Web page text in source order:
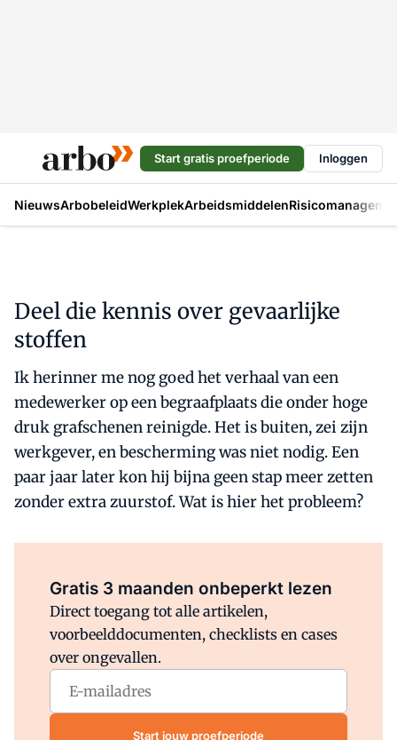
Start gratis proefperiode Inloggen
NieuwsArbobeleidWerkplekArbeidsmiddelen
Deel die kennis over gevaarlijke
stoffen
Ik herinner me nog goed het verhaal van een
medewerker op een begraafplaats die onder hoge
druk grafschenen reinigde. Het is buiten, zei zijn
werkgever, en bescherming was niet nodig. Een
paar jaar later kon hij bijna geen stap meer zetten
zonder extra zuurstof. Wat is hier het probleem?
Gratis 3 maanden onbeperkt lezen
Direct toegang tot alle artikelen,
voorbeelddocumenten, checklists en cases
over ongevallen.
Start jouw proefperiode